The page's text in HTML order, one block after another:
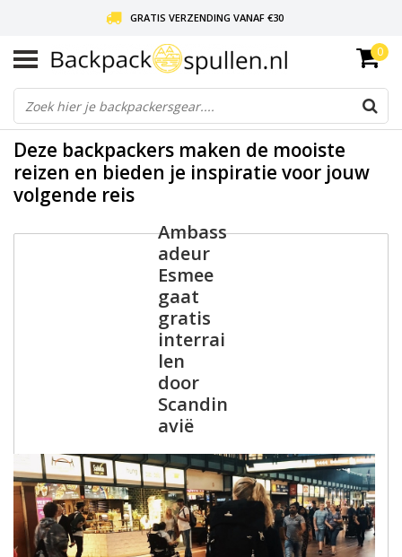
GRATIS VERZENDING VANAF €30
LIEFDE VOOR BACKPACKEN!
30 DAGEN GRATIS RETOUR
0
Deze backpackers maken de mooiste
reizen en bieden je inspiratie voor jouw
volgende reis
Ambass
adeur
Esmee
gaat
gratis
interrai
len
door
Scandin
avië